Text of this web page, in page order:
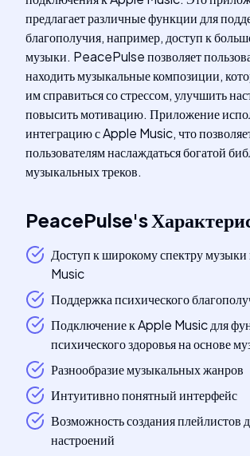
предлагает различные функции для
благополучия, например, доступ к
музыки. PeacePulse позволяет
находить музыкальные композиции,
им справиться со стрессом, улучшить
повысить мотивацию. Приложение
интеграцию с Apple Music, что
пользователям наслаждаться богатой
музыкальных треков.
PeacePulse's
Доступ к широкому спектру
Music
Поддержка психического
Подключение к Apple Music для
психического здоровья на основе
Разнообразие музыкальных жанров
Интуитивно понятный интерфейс
Возможность создания плейлистов
настроений